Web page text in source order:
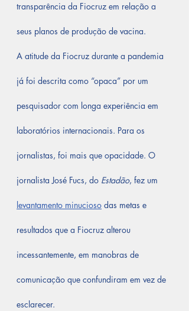
transparência da Fiocruz em relação a
seus planos de produção de vacina.
A atitude da Fiocruz durante a pandemia
já foi descrita como “opaca” por um
pesquisador com longa experiência em
laboratórios internacionais. Para os
jornalistas, foi mais que opacidade. O
jornalista José Fucs, do Estadão, fez um
levantamento minucioso das metas e
resultados que a Fiocruz alterou
incessantemente, em manobras de
comunicação que confundiram em vez de
esclarecer.